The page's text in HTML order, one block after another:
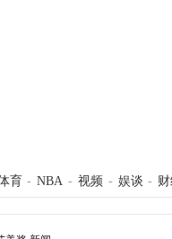
育 - NBA - 视频 - 娱谈 -